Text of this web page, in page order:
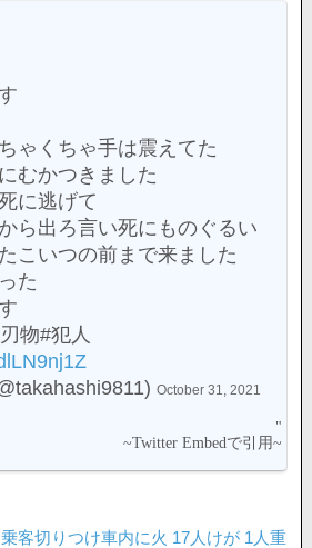
ゃくちゃ手は震えてた
むかつきました
に逃げて
ら出ろ言い死にものぐるい
こいつの前まで来ました
た
物#犯人
October 31, 2021
客切りつけ車内に火 17人けが 1人重